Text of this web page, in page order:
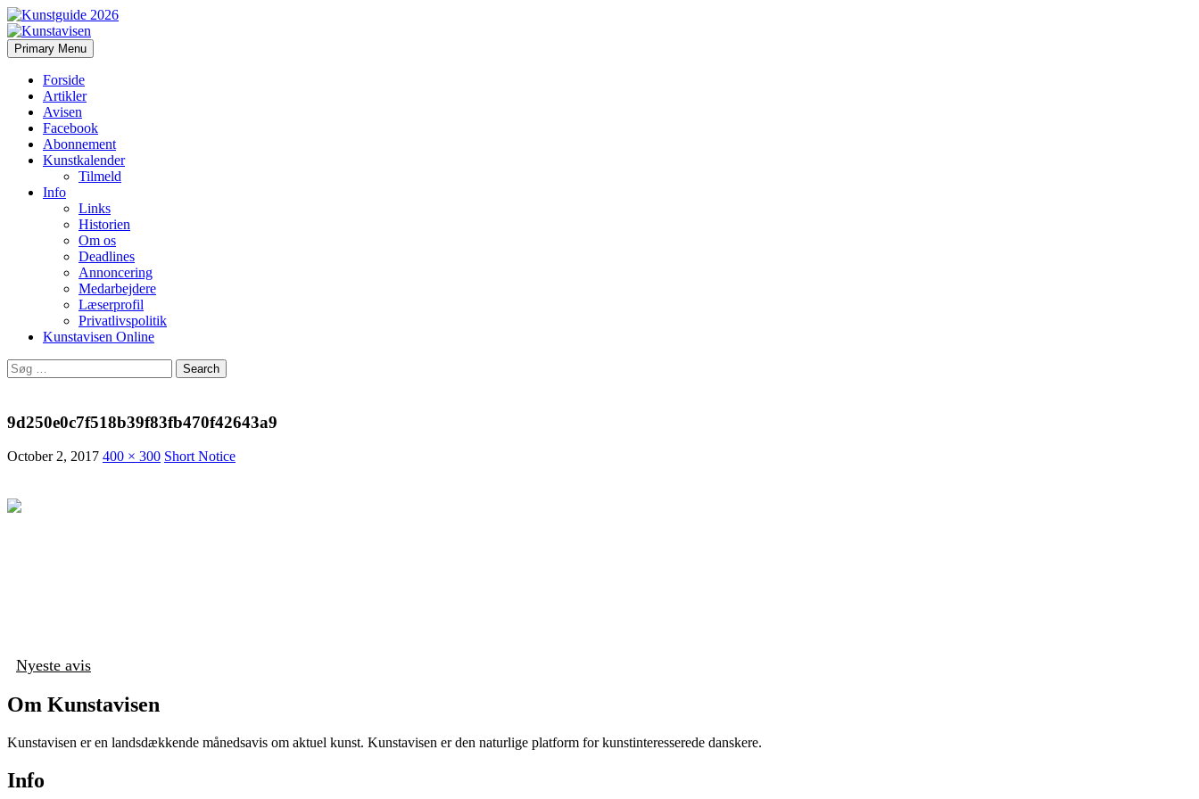
Kunstavisen
Search
Primary Menu Skip
to
Forside
Artikler
Avisen
Facebook
Abonnement
Kunstkalender
Tilmeld
Info
Links
Historien
Om os
Deadlines
Annoncering
Medarbejdere
Læserprofil
Privatlivspolitik
Kunstavisen Online
Search
for:
9d250e0c7f518b39f83fb470f42643a9
October 2, 2017 400 × 300 Short Notice
Nyeste avis
Om Kunstavisen
Kunstavisen er en landsdækkende månedsavis om aktuel kunst. Kunstavisen er den naturlige platform for kunstinteresserede danskere.
Info